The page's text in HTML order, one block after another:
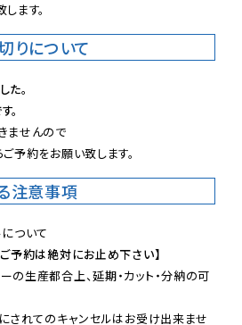
ます。
りについて
。
。
ませんので
予約をお願い致します。
注意事項
予約は絶対にお止め下さい】
生産都合上、延期・カット・分納の可
されてのキャンセルはお受け出来ませ